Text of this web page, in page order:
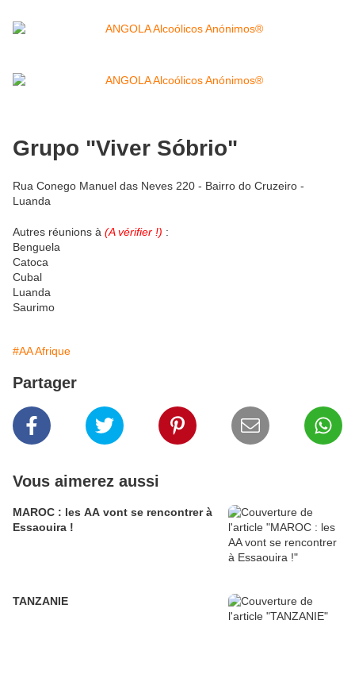
Grupo "Viver Sóbrio"
Rua Conego Manuel das Neves 220 - Bairro do Cruzeiro -
Luanda
Autres réunions à (A vérifier !) :
Benguela
Catoca
Cubal
Luanda
Saurimo
#AA Afrique
Partager
Vous aimerez aussi
MAROC : les AA vont se rencontrer à
Essaouira !
TANZANIE